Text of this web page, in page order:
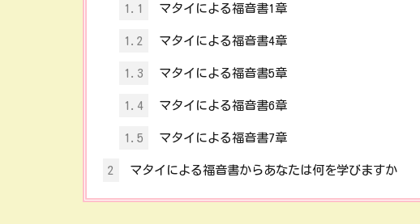
1.1 マタイによる福音書1章
1.2 マタイによる福音書4章
1.3 マタイによる福音書5章
1.4 マタイによる福音書6章
1.5 マタイによる福音書7章
2 マタイによる福音書からあなたは何を学びますか